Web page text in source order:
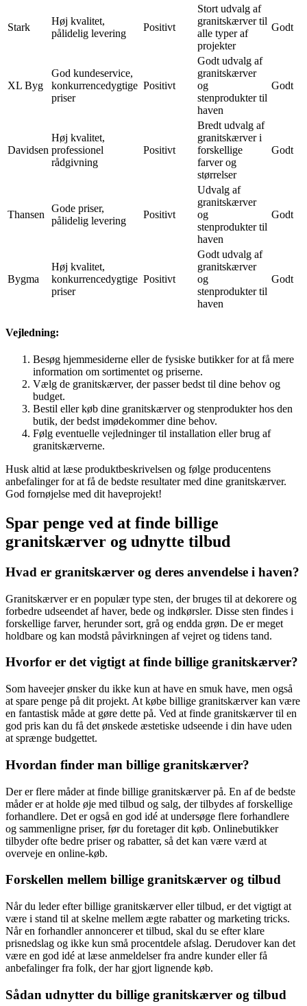
Stark
Høj kvalitet,
pålidelig levering
Positivt
Stort udvalg af
granitskærver til
alle typer af
projekter
Godt
XL Byg
God kundeservice,
konkurrencedygtige
priser
Positivt
Godt udvalg af
granitskærver
og
stenprodukter til
haven
Godt
Davidsen
Høj kvalitet,
professionel
rådgivning
Positivt
Bredt udvalg af
granitskærver i
forskellige
farver og
størrelser
Godt
Thansen
Gode priser,
pålidelig levering
Positivt
Udvalg af
granitskærver
og
stenprodukter til
haven
Godt
Bygma
Høj kvalitet,
konkurrencedygtige
priser
Positivt
Godt udvalg af
granitskærver
og
stenprodukter til
haven
Godt
Vejledning:
Besøg hjemmesiderne eller de fysiske butikker for at få mere
information om sortimentet og priserne.
Vælg de granitskærver, der passer bedst til dine behov og
budget.
Bestil eller køb dine granitskærver og stenprodukter hos den
butik, der bedst imødekommer dine behov.
Følg eventuelle vejledninger til installation eller brug af
granitskærverne.
Husk altid at læse produktbeskrivelsen og følge producentens
anbefalinger for at få de bedste resultater med dine granitskærver.
God fornøjelse med dit haveprojekt!
Spar penge ved at finde billige
granitskærver og udnytte tilbud
Hvad er granitskærver og deres anvendelse i haven?
Granitskærver er en populær type sten, der bruges til at dekorere og
forbedre udseendet af haver, bede og indkørsler. Disse sten findes i
forskellige farver, herunder sort, grå og endda grøn. De er meget
holdbare og kan modstå påvirkningen af ​​vejret og tidens tand.
Hvorfor er det vigtigt at finde billige granitskærver?
Som haveejer ønsker du ikke kun at have en smuk have, men også
at spare penge på dit projekt. At købe billige granitskærver kan være
en fantastisk måde at gøre dette på. Ved at finde granitskærver til en
god pris kan du få det ønskede æstetiske udseende i din have uden
at sprænge budgettet.
Hvordan finder man billige granitskærver?
Der er flere måder at finde billige granitskærver på. En af de bedste
måder er at holde øje med tilbud og salg, der tilbydes af forskellige
forhandlere. Det er også en god idé at undersøge flere forhandlere
og sammenligne priser, før du foretager dit køb. Onlinebutikker
tilbyder ofte bedre priser og rabatter, så det kan være værd at
overveje en online-køb.
Forskellen mellem billige granitskærver og tilbud
Når du leder efter billige granitskærver eller tilbud, er det vigtigt at
være i stand til at skelne mellem ægte rabatter og marketing tricks.
Når en forhandler annoncerer et tilbud, skal du se efter klare
prisnedslag og ikke kun små procentdele afslag. Derudover kan det
være en god idé at læse anmeldelser fra andre kunder eller få
anbefalinger fra folk, der har gjort lignende køb.
Sådan udnytter du billige granitskærver og tilbud